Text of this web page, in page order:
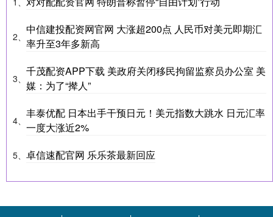
2、
中信建投配资网官网 大涨超200点 人民币对美元即期汇
率升至3年多新高
3、
千茂配资APP下载 美政府关闭移民拘留监察员办公室 美
媒：为了“撵人”
4、
丰泰优配 日本出手干预日元！美元指数大跳水 日元汇率
一度大涨近2%
5、 卓信速配官网 乐乐茶最新回应